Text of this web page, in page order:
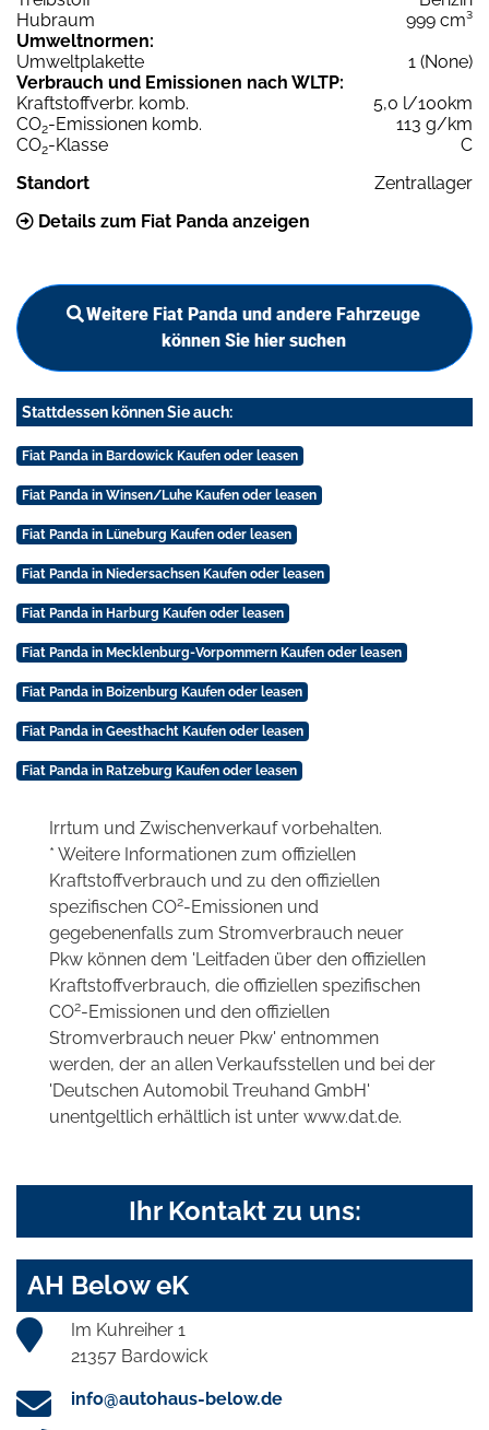
Hubraum
999 cm³
Umweltnormen:
Umweltplakette
1 (None)
Verbrauch und Emissionen nach WLTP:
Kraftstoffverbr. komb.
5,0 l/100km
CO2-Emissionen komb.
113 g/km
CO2-Klasse
C
Standort
Zentrallager
Details zum Fiat Panda anzeigen
Weitere Fiat Panda und andere Fahrzeuge
können Sie hier suchen
Stattdessen können Sie auch:
Fiat Panda in Bardowick Kaufen oder leasen
Fiat Panda in Winsen/Luhe Kaufen oder leasen
Fiat Panda in Lüneburg Kaufen oder leasen
Fiat Panda in Niedersachsen Kaufen oder leasen
Fiat Panda in Harburg Kaufen oder leasen
Fiat Panda in Mecklenburg-Vorpommern Kaufen oder leasen
Fiat Panda in Boizenburg Kaufen oder leasen
Fiat Panda in Geesthacht Kaufen oder leasen
Fiat Panda in Ratzeburg Kaufen oder leasen
Irrtum und Zwischenverkauf vorbehalten.
* Weitere Informationen zum offiziellen
Kraftstoffverbrauch und zu den offiziellen
spezifischen CO2-Emissionen und
gegebenenfalls zum Stromverbrauch neuer
Pkw können dem 'Leitfaden über den offiziellen
Kraftstoffverbrauch, die offiziellen spezifischen
CO2-Emissionen und den offiziellen
Stromverbrauch neuer Pkw' entnommen
werden, der an allen Verkaufsstellen und bei der
'Deutschen Automobil Treuhand GmbH'
unentgeltlich erhältlich ist unter www.dat.de.
Ihr Kontakt zu uns:
AH Below eK
Im Kuhreiher 1
21357 Bardowick
info@autohaus-below.de